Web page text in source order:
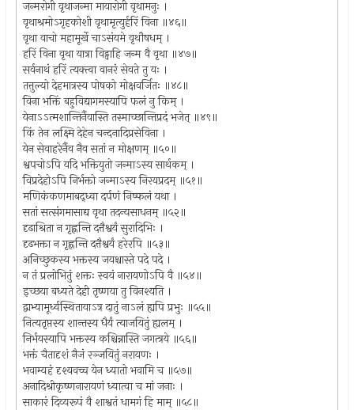
जन्मरोगी वृथाजन्मा मायारोगी वृथामनुः ।
वृथाश्रमोऽगृहकोशी वृथामृत्युर्हरिं विना ॥४६॥
वृथा वाचो महामूर्खे चाऽसंयमे वृथौषधम् ।
हरिं विना वृथा यात्रा विड्वाहि जन्म वै वृथा ॥४७॥
सर्वनाथं हरिं त्यक्त्वा वानरं सेवते तु यः ।
तत्तुल्यो देहमात्रस्य पोषको मोक्षवर्जितः ॥४८॥
विना भक्तिं बहुविद्यागमस्यापि फलं नु किम् ।
येनाऽऽत्मशान्तिर्नैवास्ति तस्माच्छान्तिप्रदं भजेत् ॥४९॥
किं तेन लक्ष्मि देहेन चन्दनादिप्रसेविना ।
येन सेवाहरेर्नैव नैव सतां न मोक्षणम् ॥५०॥
श्वपचोऽपि यदि भक्तियुतो जन्माऽस्य सार्थकम् ।
विप्रदेहोऽपि निर्भक्तो जन्माऽस्य निरयप्रदम् ॥५१॥
मणिकंकणमाबद्ध्वा दर्पणं निष्फलं यथा ।
सतां सत्संगमासाद्य वृथा तदन्यसाधनम् ॥५२॥
दृढाश्रिता न गृह्णन्ति दत्तैश्वर्यं सुरादिभिः ।
दृढभक्ता न गृह्णन्ति दत्तैश्वर्यं हरेरपि ॥५३॥
अनिच्छुकस्य भक्तस्य जयश्चास्ते पदे पदे ।
न तं प्रलोभितुं शक्तः स्वयं नारायणोऽपि वै ॥५४॥
इच्छया बध्यते देही तृष्णया तु विनश्यति ।
द्वाभ्यामूर्ध्वस्थितायाऽत्र दातुं नाऽलं ह्यपि प्रभुः ॥५५॥
नित्यतृप्तस्य शान्तस्य धैर्यं त्याजयितुं ह्यलम् ।
निर्भयस्यापि भक्तस्य कश्चिन्नास्ति जगत्त्रये ॥५६॥
भक्तं चैतादृशं नैजं रञ्जयितुं नरायणः ।
भवाम्यहं दृश्यवच्च येन ध्यातो भवामि च ॥५७॥
अनादिश्रीकृष्णनारायणं ध्यात्वा च मां जनाः ।
साकारं दिव्यरूपं वै शाश्वतं धामगं हि माम् ॥५८॥